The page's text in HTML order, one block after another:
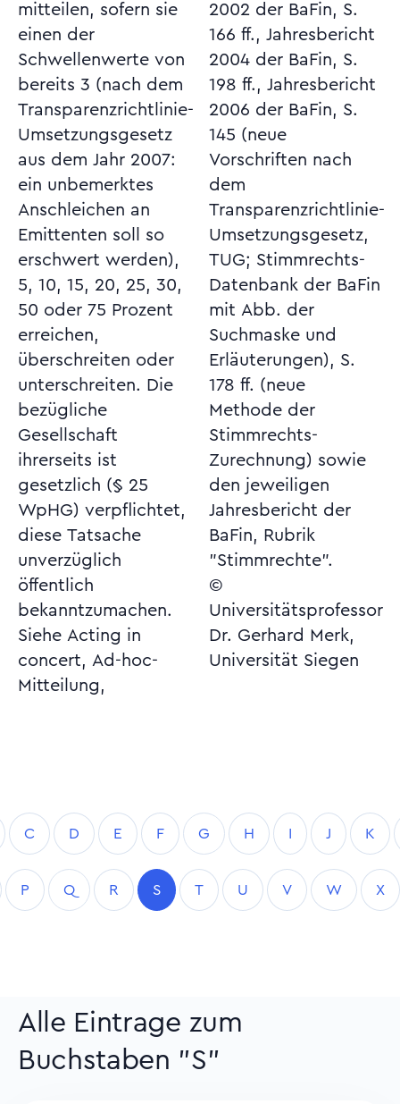
mitteilen, sofern sie
einen der
Schwellenwerte von
bereits 3 (nach dem
Transparenzrichtlinie-
Umsetzungsgesetz
aus dem Jahr 2007:
ein unbemerktes
Anschleichen an
Emittenten soll so
erschwert werden),
5, 10, 15, 20, 25, 30,
50 oder 75 Prozent
erreichen,
überschreiten oder
unterschreiten. Die
bezügliche
Gesellschaft
ihrerseits ist
gesetzlich (§ 25
WpHG) verpflichtet,
diese Tatsache
unverzüglich
öffentlich
bekanntzumachen.
Siehe Acting in
concert, Ad-hoc-
Mitteilung,
2002 der BaFin, S.
166 ff., Jahresbericht
2004 der BaFin, S.
198 ff., Jahresbericht
2006 der BaFin, S.
145 (neue
Vorschriften nach
dem
Transparenzrichtlinie-
Umsetzungsgesetz,
TUG; Stimmrechts-
Datenbank der BaFin
mit Abb. der
Suchmaske und
Erläuterungen), S.
178 ff. (neue
Methode der
Stimmrechts-
Zurechnung) sowie
den jeweiligen
Jahresbericht der
BaFin, Rubrik
"Stimmrechte".
©
Universitätsprofessor
Dr. Gerhard Merk,
Universität Siegen
C D E F G H I J K
P Q R S T U V W X
Alle Eintrage zum
Buchstaben "S"